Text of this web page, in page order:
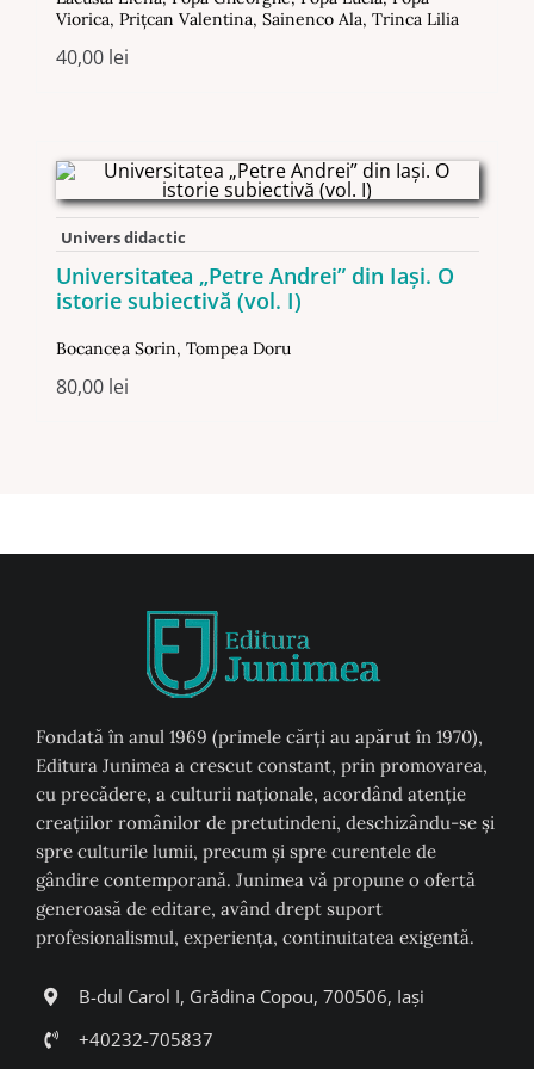
Viorica, Priţcan Valentina, Sainenco Ala, Trinca Lilia
40,00 lei
Univers didactic
Universitatea „Petre Andrei” din Iaşi. O
istorie subiectivă (vol. I)
Bocancea Sorin, Tompea Doru
80,00 lei
Fondată în anul 1969 (primele cărți au apărut în 1970),
Editura Junimea a crescut constant, prin promovarea,
cu precădere, a culturii naţionale, acordând atenţie
creaţiilor românilor de pretutindeni, deschizându-se şi
spre culturile lumii, precum şi spre curentele de
gândire contemporană. Junimea vă propune o ofertă
generoasă de editare, având drept suport
profesionalismul, experiența, continuitatea exigentă.
B-dul Carol I, Grădina Copou, 700506, Iași
+40232-705837